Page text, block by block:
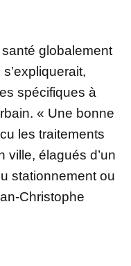
santé globalement
spécifiques à
« Une bonne
les traitements
ville, élagués d’un
stationnement ou
Christophe